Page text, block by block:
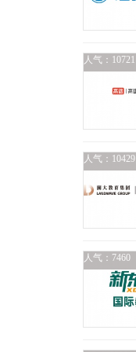
人气：10721
人气：10429
人气：7460